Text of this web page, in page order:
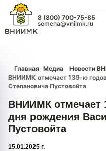
8 (800) 700-75-85
semena@vniimk.ru
Главная Медиа
Новости
ВНИИМК отмечает 139-ю
Степановича Пустовойта
ВНИИМК отмечает
дня рождения
Пустовойта
15.01.2025 г.